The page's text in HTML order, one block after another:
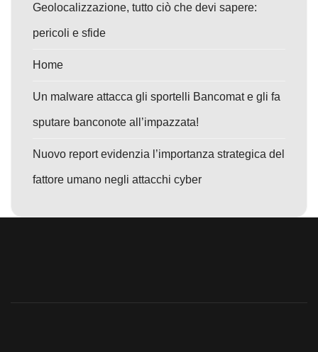
Geolocalizzazione, tutto ciò che devi sapere:
pericoli e sfide
Home
Un malware attacca gli sportelli Bancomat e gli fa
sputare banconote all’impazzata!
Nuovo report evidenzia l’importanza strategica del
fattore umano negli attacchi cyber